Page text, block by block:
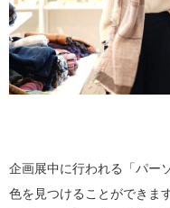
企画展中に行われる「パー
色を見つけることができます